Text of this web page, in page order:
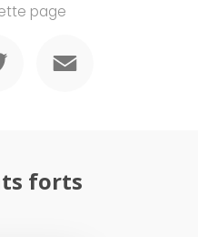
page
forts